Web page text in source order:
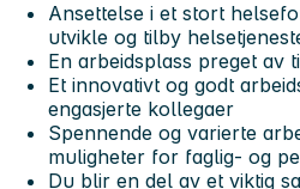
Ansettelse i et stort
utvikle og tilby
En arbeidsplass preget av
Et innovativt og godt
engasjerte kollegaer
Spennende og varierte
muligheter for faglig- og
Du blir en del av et viktig